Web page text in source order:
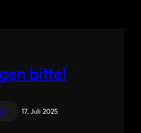
bitte!
17. Juli 2025